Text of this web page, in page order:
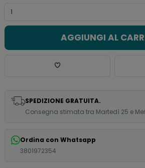
AGGIUNGI AL
SPEDIZIONE GRATUITA.
Consegna stimata tra Martedì 25 e
Ordina con Whatsapp
3801972354